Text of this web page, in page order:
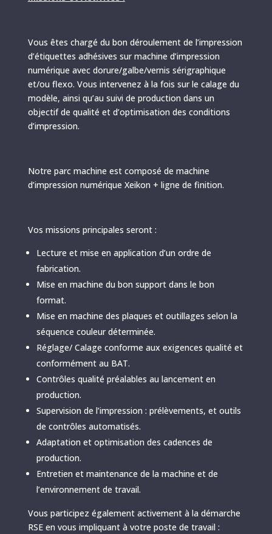
Vous êtes chargé du bon déroulement de l’impression
d’étiquettes adhésives sur machine d’impression
numérique avec dorure/galbe/vernis sérigraphique
et/ou flexo. Vous intervenez à la fois sur le calage du
modèle, ainsi qu’au suivi de production dans un
objectif de qualité et d’optimisation des conditions
d’impression.
Notre parc machine est composé de machine
d’impression numérique Xeikon + ligne de finition.
Vos missions principales seront :
Lecture et mise en application d’un ordre de
fabrication.
Mise en machine du bon support dans le bon
format.
Mise en machine des plaques et outillages selon la
séquence couleur déterminée.
Réglage/ Calage conforme aux exigences qualité et
conformément au BAT.
Contrôles qualité préalables au lancement en
production.
Supervision de l’impression : prélèvements, et outils
de contrôles automatisés.
Adaptation et optimisation des cadences de
production.
Entretien et maintenance de la machine et de
l’environnement de travail.
Vous participez également activement à la démarche
RSE en vous impliquant à votre poste de travail :